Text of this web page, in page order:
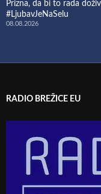
Prizna, da bi to rada
#LjubavJeNaSelu
08.08.2026
RADIO BREŽICE EU